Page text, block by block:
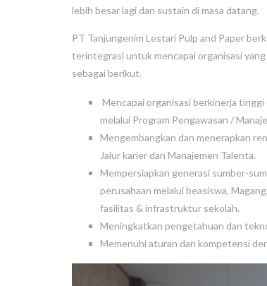
lebih besar lagi dan sustain di masa datang.
PT Tanjungenim Lestari Pulp and Paper
terintegrasi untuk mencapai organisasi
sebagai berikut.
Mencapai organisasi berkinerja
melalui Program Pengawasan /
Mengembangkan dan menerapkan
Jalur karier dan Manajemen Talenta.
Mempersiapkan generasi sumber-
perusahaan melalui beasiswa,
fasilitas & infrastruktur sekolah.
Meningkatkan pengetahuan dan
Memenuhi aturan dan kompetensi